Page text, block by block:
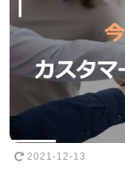
2021-12-13